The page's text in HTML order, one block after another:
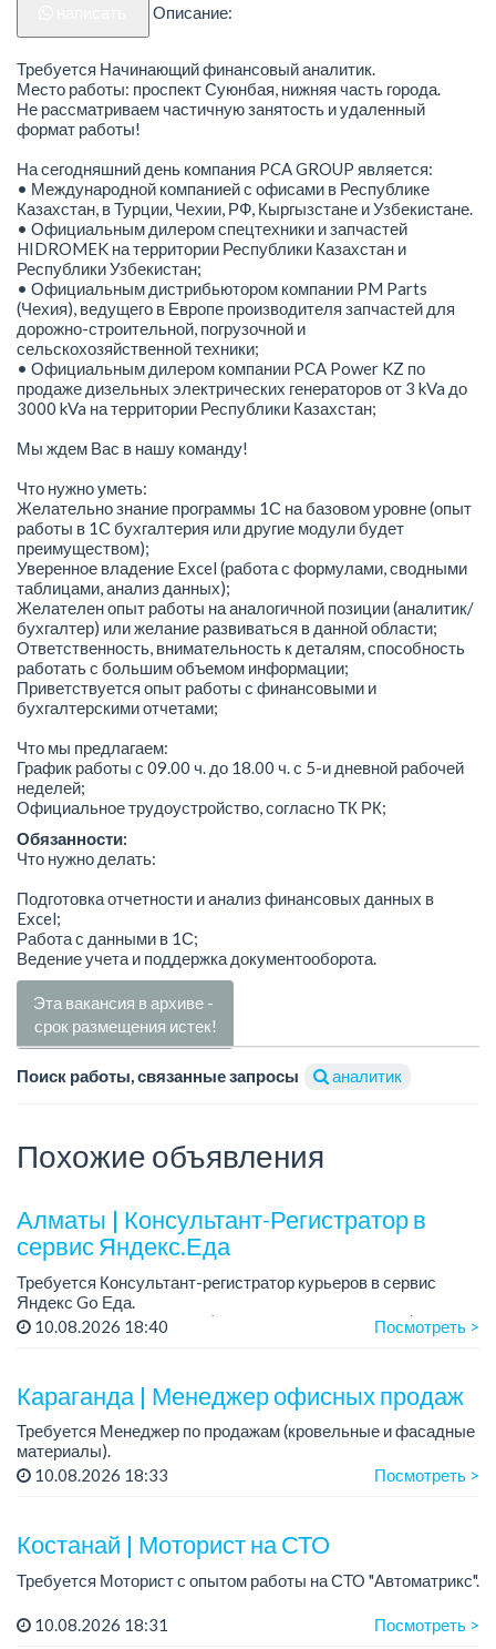
Описание:
Требуется Начинающий финансовый аналитик.
Место работы: проспект Суюнбая, нижняя часть города.
Не рассматриваем частичную занятость и удаленный
формат работы!
На сегодняшний день компания PCA GROUP является:
• Международной компанией с офисами в Республике
Казахстан, в Турции, Чехии, РФ, Кыргызстане и Узбекистане.
• Официальным дилером спецтехники и запчастей
HIDROMEK на территории Республики Казахстан и
Республики Узбекистан;
• Официальным дистрибьютором компании PM Parts
(Чехия), ведущего в Европе производителя запчастей для
дорожно-строительной, погрузочной и
сельскохозяйственной техники;
• Официальным дилером компании PCA Power KZ по
продаже дизельных электрических генераторов от 3 kVa до
3000 kVa на территории Республики Казахстан;
Мы ждем Вас в нашу команду!
Что нужно уметь:
Желательно знание программы 1С на базовом уровне (опыт
работы в 1С бухгалтерия или другие модули будет
преимуществом);
Уверенное владение Excel (работа с формулами, сводными
таблицами, анализ данных);
Желателен опыт работы на аналогичной позиции (аналитик/
бухгалтер) или желание развиваться в данной области;
Ответственность, внимательность к деталям, способность
работать с большим объемом информации;
Приветствуется опыт работы с финансовыми и
бухгалтерскими отчетами;
Что мы предлагаем:
График работы с 09.00 ч. до 18.00 ч. с 5-и дневной рабочей
неделей;
Официальное трудоустройство, согласно ТК РК;
Обязанности:
Что нужно делать:
Подготовка отчетности и анализ финансовых данных в
Excel;
Работа с данными в 1С;
Ведение учета и поддержка документооборота.
Эта вакансия в архиве -
срок размещения истек!
Поиск работы, связанные запросы аналитик
Похожие объявления
Алматы | Консультант-Регистратор в
сервис Яндекс.Еда
Требуется Консультант-регистратор курьеров в сервис
Яндекс Go Еда.
Условия: работа в офисе (Абылай хана - Макатаева).
10.08.2026 18:40 Посмотреть >
Караганда | Менеджер офисных продаж
Требуется Менеджер по продажам (кровельные и фасадные
материалы).
Место работы: офис продаж в компании
10.08.2026 18:33 Посмотреть >
Костанай | Моторист на СТО
Требуется Моторист с опытом работы на СТО "Автоматрикс".
Условия:
10.08.2026 18:31 Посмотреть >